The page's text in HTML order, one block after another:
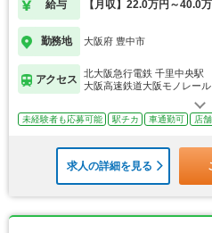
給与 【月収】22.0万円～40.0
勤務地 大阪府 豊中市
アクセス
北大阪急行電鉄 千里中央駅
大阪高速鉄道大阪モノレー
未経験者も応募可能 駅チカ 車通勤可 店
求人の詳細を見る